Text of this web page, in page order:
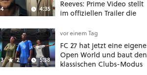
4:35
Reeves: Prime Video stellt
im offiziellen Trailer die
August 2026 vor
2 5:38
vor einem Tag
FC 27 hat jetzt eine eigene
Open World und baut den
klassischen Clubs-Modus